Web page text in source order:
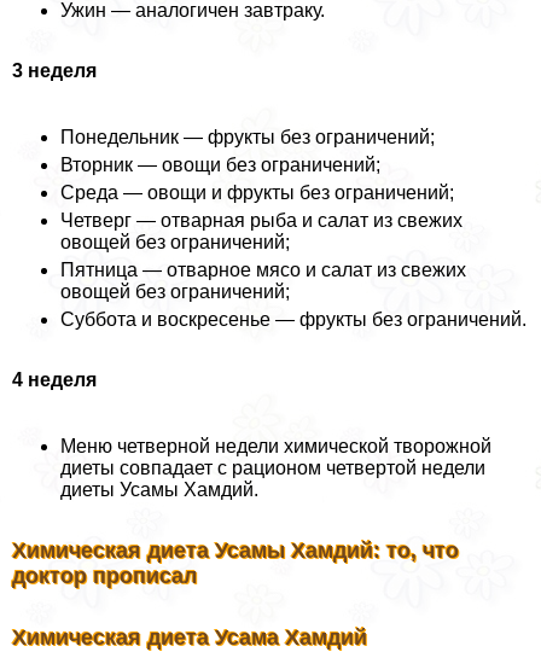
Ужин — аналогичен завтpaку.
3 неделя
Понедельник — фрукты без ограничений;
Вторник — овощи без ограничений;
Среда — овощи и фрукты без ограничений;
Четверг — отварная рыба и салат из свежих
овощей без ограничений;
Пятница — отварное мясо и салат из свежих
овощей без ограничений;
Суббота и воскресенье — фрукты без ограничений.
4 неделя
Меню четверной недели химической творожной
диеты совпадает с рационом четвертой недели
диеты Усамы Хамдий.
Химическая диета Усамы Хамдий: то, что
доктор прописал
Химическая диета Усама Хамдий